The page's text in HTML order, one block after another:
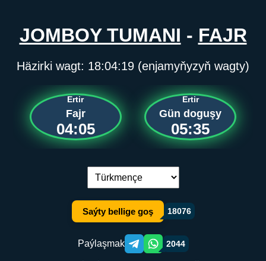
JOMBOY TUMANI - FAJR
Häzirki wagt: 18:04:19 (enjamyňyzyň wagty)
Ertir
Fajr
04:05
Ertir
Gün doguşy
05:35
Dil çalşyryş:
Saýty bellige goş 18076
Paýlaşmak Telegram orqali ulashish
WhatsApp orqali ulashish
2044